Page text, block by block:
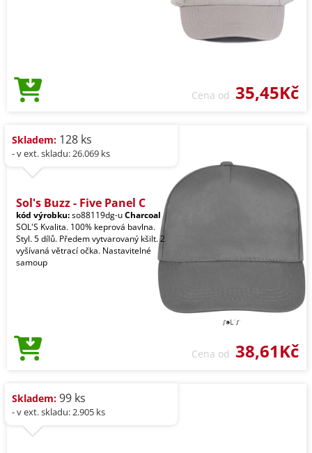
Cena od 35,45Kč
Skladem: 128 ks
- v ext. skladu: 26.069 ks
Sol's Buzz - Five Panel C
kód výrobku:so88119dg-uCharcoal
SOL'S Kvalita. 100% keprová bavlna.
Styl. 5 dílů. Předem vytvarovaný kšilt. 2
vyšívaná větrací očka. Nastavitelné
samoup
Cena od 38,61Kč
Skladem: 99 ks
- v ext. skladu: 2.905 ks